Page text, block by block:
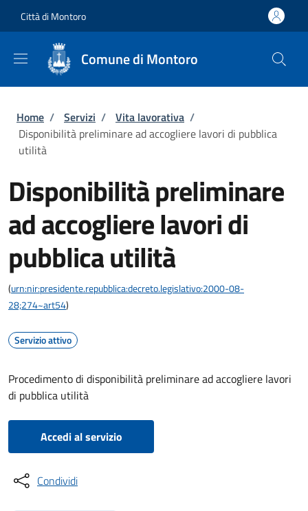
Città di Montoro
Comune di Montoro
Briciole di pane
Home / Servizi / Vita lavorativa /
Disponibilità preliminare ad accogliere lavori di pubblica
utilità
Disponibilità preliminare
ad accogliere lavori di
pubblica utilità
(urn:nir:presidente.repubblica:decreto.legislativo:2000-08-
28;274~art54)
Servizio attivo
Procedimento di disponibilità preliminare ad accogliere lavori
di pubblica utilità
Accedi al servizio
Condividi